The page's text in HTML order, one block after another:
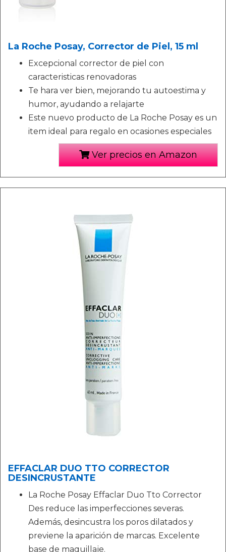
La Roche Posay, Corrector de Piel, 15 ml
Excepcional corrector de piel con
caracteristicas renovadoras
Te hara ver bien, mejorando tu autoestima y
humor, ayudando a relajarte
Este nuevo producto de La Roche Posay es un
item ideal para regalo en ocasiones especiales
Ver precios en Amazon
EFFACLAR DUO TTO CORRECTOR
DESINCRUSTANTE
La Roche Posay Effaclar Duo Tto Corrector
Des reduce las imperfecciones severas.
Además, desincustra los poros dilatados y
previene la aparición de marcas. Excelente
base de maquillaje.